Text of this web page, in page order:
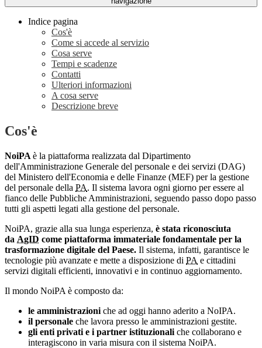
Indice pagina
Cos'è
Come si accede al servizio
Cosa serve
Tempi e scadenze
Contatti
Ulteriori informazioni
A cosa serve
Descrizione breve
Cos'è
NoiPA è la piattaforma realizzata dal Dipartimento
dell'Amministrazione Generale del personale e dei servizi (DAG)
del Ministero dell'Economia e delle Finanze (MEF) per la gestione
del personale della PA. Il sistema lavora ogni giorno per essere al
fianco delle Pubbliche Amministrazioni, seguendo passo dopo passo
tutti gli aspetti legati alla gestione del personale.
NoiPA, grazie alla sua lunga esperienza, è stata riconosciuta
da AgID come piattaforma immateriale fondamentale per la
trasformazione digitale del Paese. Il sistema, infatti, garantisce le
tecnologie più avanzate e mette a disposizione di PA e cittadini
servizi digitali efficienti, innovativi e in continuo aggiornamento.
Il mondo NoiPA è composto da:
le amministrazioni che ad oggi hanno aderito a NoIPA.
il personale che lavora presso le amministrazioni gestite.
gli enti privati e i partner istituzionali che collaborano e
interagiscono in varia misura con il sistema NoiPA.